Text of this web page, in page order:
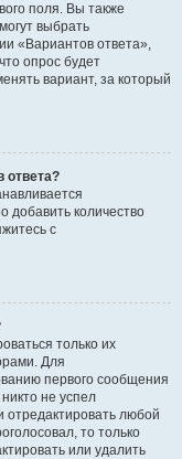
поля. Вы также
выбрать
«Вариантов ответа»,
опрос будет
вариант, за который
ответа?
добавить количество
с
только их
Для
первого сообщения
не успел
отредактировать любой
то только
или удалить